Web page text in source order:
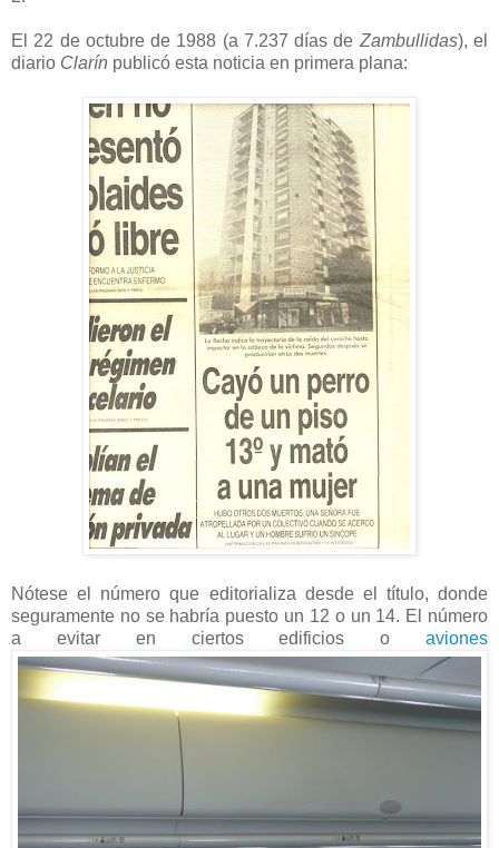
El 22 de octubre de 1988 (a 7.237 días de Zambullidas), el
diario Clarín publicó esta noticia en primera plana:
Nótese el número que editorializa desde el título, donde
seguramente no se habría puesto un 12 o un 14. El número
a evitar en ciertos edificios o aviones